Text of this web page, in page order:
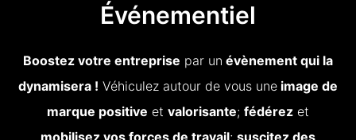
Événementiel
Boostez votre entreprise par un évènement qui la
dynamisera ! Véhiculez autour de vous une image de
marque positive et valorisante; fédérez et